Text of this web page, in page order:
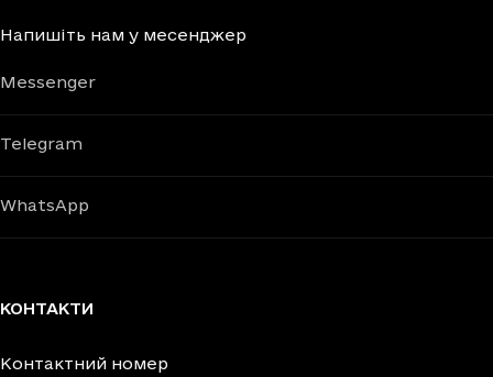
Напишіть нам у месенджер
Messenger
Telegram
WhatsApp
КОНТАКТИ
Контактний номер